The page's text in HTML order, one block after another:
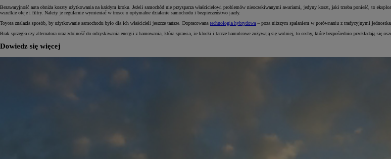
Bezawaryjność auta obniża koszty użytkowania na każdym kroku. Jeżeli samochód nie przysparza właścicielowi problemów nieoczekiwanymi awariami, jedyny koszt, jaki trzeba ponieść, to
wszelkie oleje i filtry. Należy je regularnie wymieniać w trosce o optymalne działanie samochodu i bezpieczeństwo jazdy.
Toyota znalazła sposób, by użytkowanie samochodu było dla ich właścicieli jeszcze tańsze. Dopracowana technologia hybrydowa – poza niższym spalaniem w porównaniu z tradycyjnymi
Brak sprzęgła czy alternatora oraz zdolność do odzyskiwania energii z hamowania, która sprawia, że klocki i tarcze hamulcowe zużywają się wolniej, to cechy, które bezpośrednio przekładają się
Dowiedz się więcej